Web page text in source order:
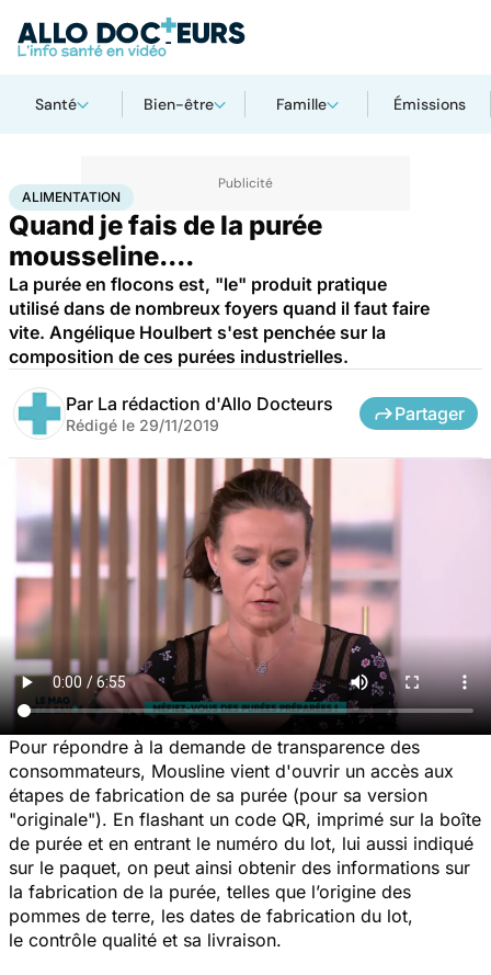
Santé Bien-être Famille Émissions
AccueilBien-être Nutrition Alimentation
ALIMENTATION
Quand je fais de la purée
mousseline....
La purée en flocons est, "le" produit pratique
utilisé dans de nombreux foyers quand il faut faire
vite. Angélique Houlbert s'est penchée sur la
composition de ces purées industrielles.
Par La rédaction d'Allo Docteurs
Rédigé le 29/11/2019
Partager
Pour répondre à la demande de transparence des
consommateurs, Mousline vient d'ouvrir un accès aux
étapes de fabrication de sa purée (pour sa version
"originale"). En flashant un code QR, imprimé sur la boîte
de purée et en entrant le numéro du lot, lui aussi indiqué
sur le paquet, on peut ainsi obtenir des informations sur
la fabrication de la purée, telles que l’origine des
pommes de terre, les dates de fabrication du lot,
le contrôle qualité et sa livraison.